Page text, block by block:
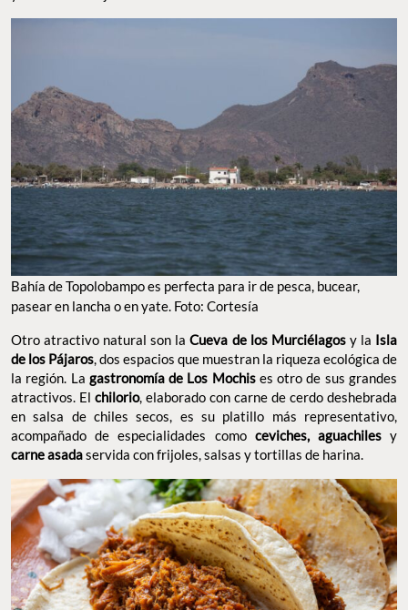
Bahía de Topolobampo es perfecta para ir de pesca, bucear,
pasear en lancha o en yate. Foto: Cortesía
Otro atractivo natural son laCueva de los Murciélagosy la Isla
de los Pájaros , dos espacios que muestran la riqueza ecológica de
la región. La gastronomía de Los Mochis es otro de sus grandes
atractivos. El chilorio, elaborado con carne de cerdo deshebrada
en salsa de chiles secos, es su platillo más representativo,
acompañado de especialidades comoceviches, aguachilesy
carne asadaservida con frijoles, salsas y tortillas de harina.